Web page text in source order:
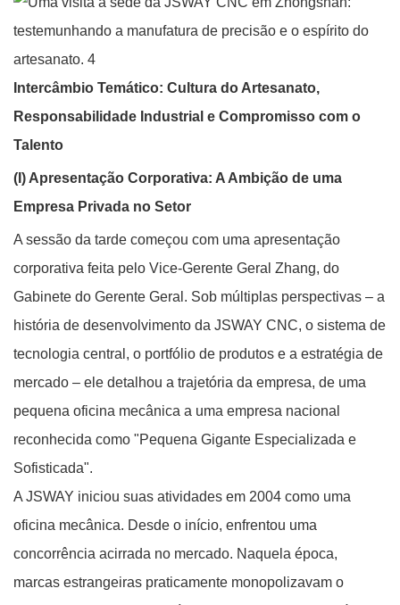
Intercâmbio Temático: Cultura do Artesanato,
Responsabilidade Industrial e Compromisso com o
Talento
(I) Apresentação Corporativa: A Ambição de uma
Empresa Privada no Setor
A sessão da tarde começou com uma apresentação
corporativa feita pelo Vice-Gerente Geral Zhang, do
Gabinete do Gerente Geral. Sob múltiplas perspectivas – a
história de desenvolvimento da JSWAY CNC, o sistema de
tecnologia central, o portfólio de produtos e a estratégia de
mercado – ele detalhou a trajetória da empresa, de uma
pequena oficina mecânica a uma empresa nacional
reconhecida como "Pequena Gigante Especializada e
Sofisticada".
A JSWAY iniciou suas atividades em 2004 como uma
oficina mecânica. Desde o início, enfrentou uma
concorrência acirrada no mercado. Naquela época,
marcas estrangeiras praticamente monopolizavam o